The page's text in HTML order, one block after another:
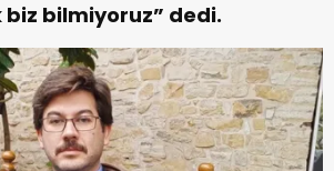
bilmiyoruz” dedi.